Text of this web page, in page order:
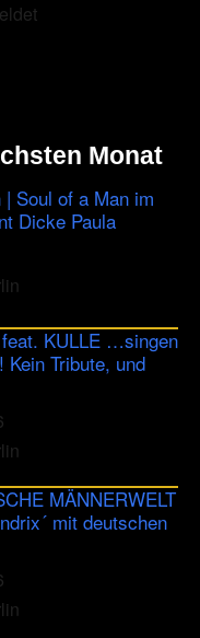
Monat
Soul of a Man im
Dicke Paula
KULLE …singen
Kein Tribute, und
MÄNNERWELT
mit deutschen